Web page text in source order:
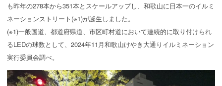
も昨年の278本から351本とスケールアップし、和歌山に日本一のイルミ
ネーションストリート(※1)が誕生しました。
(※1)一般国道、都道府県道、市区町村道において連続的に取り付けられ
るLEDの球数として、2024年11月和歌山けやき大通りイルミネーション
実行委員会調べ。